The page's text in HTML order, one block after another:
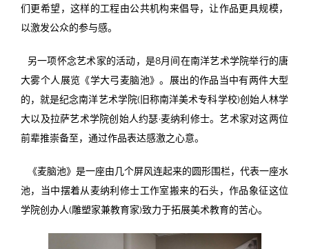
们更希望，这样的工程由公共机构来倡导，让作品更具规模，
以激发公众的参与感。
另一项怀念艺术家的活动，是8月间在南洋艺术学院举行的唐
大雾个人展览《学大弓麦脑池》。展出的作品当中有两件大型
的，就是纪念南洋艺术学院(旧称南洋美术专科学校)创始人林学
大以及拉萨艺术学院创始人约瑟·麦纳利修士。艺术家对这两位
前辈推崇备至，通过作品表达感激之心意。
《麦脑池》是一座由几个屏风连起来的圆形围栏，代表一座水
池，当中摆着从麦纳利修士工作室搬来的石头，作品象征这位
学院创办人(雕塑家兼教育家)致力于拓展美术教育的苦心。